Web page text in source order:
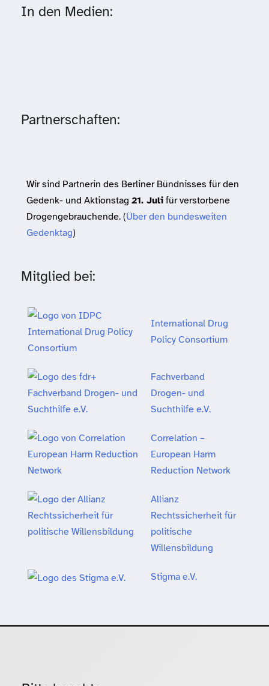
In den Medien:
Partnerschaften:
Wir sind Partnerin des Berliner Bündnisses für den
Gedenk- und Aktionstag 21. Julifür verstorbene
Drogengebrauchende. (Über den bundesweiten
Gedenktag)
Mitglied bei:
International Drug
Policy Consortium
Fachverband
Drogen- und
Suchthilfe e.V.
Correlation –
European Harm
Reduction Network
Allianz
Rechtssicherheit für
politische
Willensbildung
Stigma e.V.